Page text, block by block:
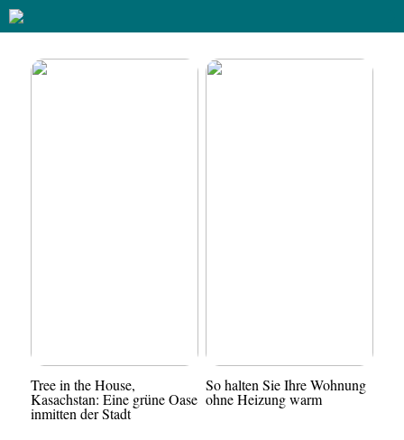
Tree in the House,
Kasachstan: Eine grüne Oase
inmitten der Stadt
So halten Sie Ihre Wohnung
ohne Heizung warm